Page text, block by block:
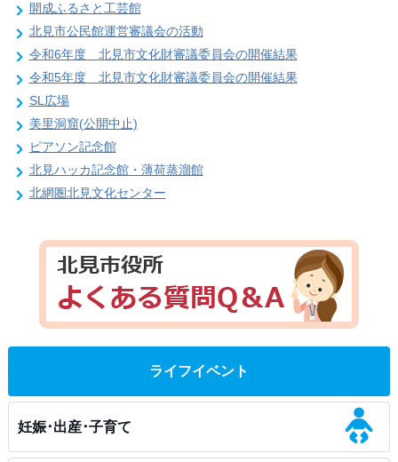
開成ふるさと工芸館
北見市公民館運営審議会の活動
令和6年度 北見市文化財審議委員会の開催結果
令和5年度 北見市文化財審議委員会の開催結果
SL広場
美里洞窟(公開中止)
ピアソン記念館
北見ハッカ記念館・薄荷蒸溜館
北網圏北見文化センター
ライフイベント
妊娠･出産･子育て